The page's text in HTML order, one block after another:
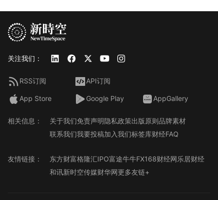
关注我们：
RSS订阅 API订阅
App Store Google Play AppGallery
相关信息： 关于我们免责声明隐私政策出版原则品牌素材
联系我们我要投稿加入我们标签库财经FAQ
友情链接： 东方财富格隆汇IPO富途牛牛FX168财经网乐居财经
和讯新时空传媒财华网更多友链+